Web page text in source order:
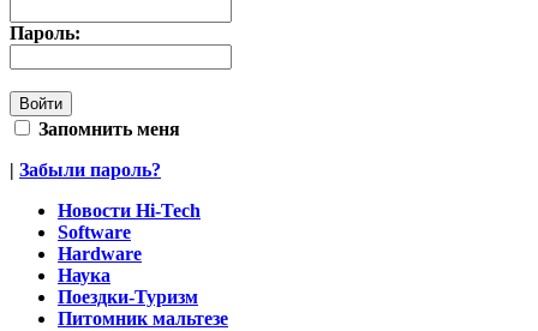
Пароль:
Запомнить меня
| Забыли пароль?
Новости Hi-Tech
Software
Hardware
Наука
Поездки-Туризм
Питомник мальтезе